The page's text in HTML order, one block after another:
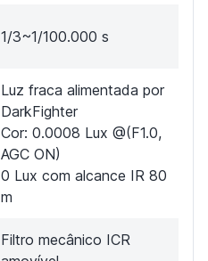
1/3~1/100.000 s
Luz fraca alimentada por
DarkFighter
Cor: 0.0008 Lux @(F1.0,
AGC ON)
0 Lux com alcance IR 80
m
Filtro mecânico ICR